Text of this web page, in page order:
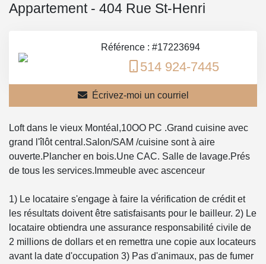
Appartement - 404 Rue St-Henri
Référence : #17223694
514 924-7445
Écrivez-moi un courriel
Loft dans le vieux Montéal,10OO PC .Grand cuisine avec
grand l'îlôt central.Salon/SAM /cuisine sont à aire
ouverte.Plancher en bois.Une CAC. Salle de lavage.Prés
de tous les services.Immeuble avec ascenceur
1) Le locataire s'engage à faire la vérification de crédit et
les résultats doivent être satisfaisants pour le bailleur. 2) Le
locataire obtiendra une assurance responsabilité civile de
2 millions de dollars et en remettra une copie aux locateurs
avant la date d'occupation 3) Pas d'animaux, pas de fumer